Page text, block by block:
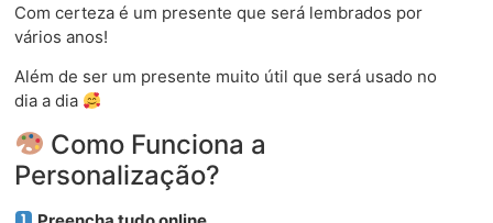
Com certeza é um presente que será lembrados por
vários anos!
Além de ser um presente muito útil que será usado no
dia a dia
Como Funciona a
Personalização?